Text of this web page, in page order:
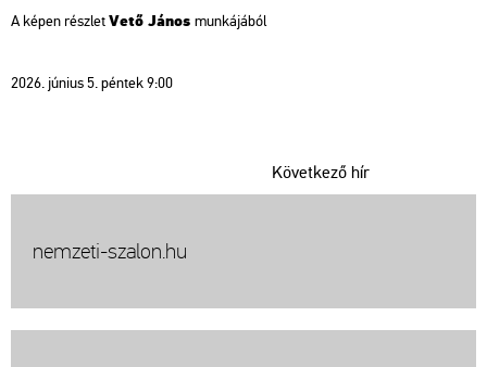
A képen részletVető János munkájából
2026. június 5. péntek 9:00
Következő hír
nemzeti-szalon.hu